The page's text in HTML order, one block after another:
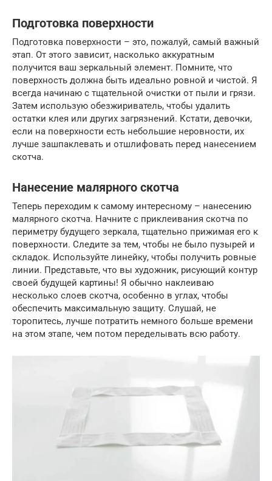
Подготовка поверхности
Подготовка поверхности – это, пожалуй, самый важный
этап. От этого зависит, насколько аккуратным
получится ваш зеркальный элемент. Помните, что
поверхность должна быть идеально ровной и чистой. Я
всегда начинаю с тщательной очистки от пыли и грязи.
Затем использую обезжириватель, чтобы удалить
остатки клея или других загрязнений. Кстати, девочки,
если на поверхности есть небольшие неровности, их
лучше зашпаклевать и отшлифовать перед нанесением
скотча.
Нанесение малярного скотча
Теперь переходим к самому интересному – нанесению
малярного скотча. Начните с приклеивания скотча по
периметру будущего зеркала, тщательно прижимая его к
поверхности. Следите за тем, чтобы не было пузырей и
складок. Используйте линейку, чтобы получить ровные
линии. Представьте, что вы художник, рисующий контур
своей будущей картины! Я обычно наклеиваю
несколько слоев скотча, особенно в углах, чтобы
обеспечить максимальную защиту. Слушай, не
торопитесь, лучше потратить немного больше времени
на этом этапе, чем потом переделывать всю работу.